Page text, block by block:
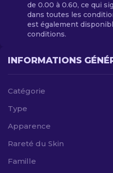
de 0.00 à 0.60, ce qui
dans toutes les
est également
conditions.
INFORMATIONS
Catégorie
Type
Apparence
Rareté du Skin
Famille